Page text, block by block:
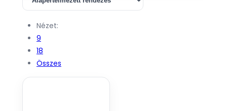
Nézet:
9
18
Összes